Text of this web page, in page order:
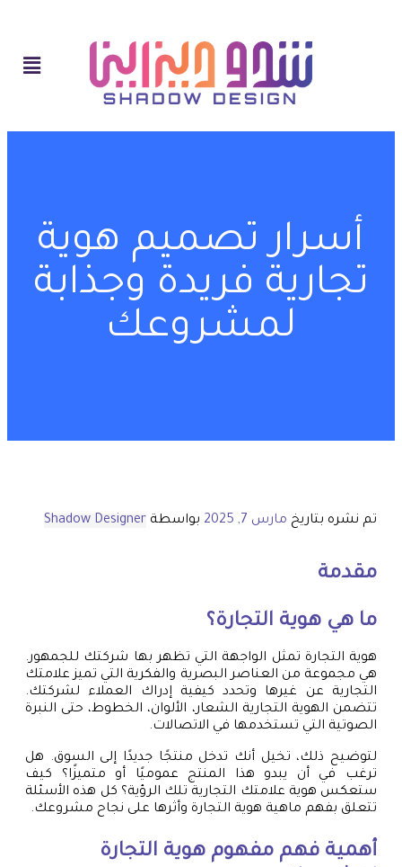
أسرار تصميم هوية
تجارية فريدة وجذابة
لمشروعك
تم نشره بتاريخ مارس 7, 2025 بواسطة Shadow Designer
مقدمة
ما هي هوية التجارة؟
هوية التجارة تمثل الواجهة التي تظهر بها شركتك للجمهور.
هي مجموعة من العناصر البصرية والفكرية التي تميز علامتك
التجارية عن غيرها وتحدد كيفية إدراك العملاء لشركتك.
تتضمن الهوية التجارية الشعار، الألوان، الخطوط، حتى النبرة
الصوتية التي تستخدمها في الاتصالات.
لتوضيح ذلك، تخيل أنك تدخل منتجًا جديدًا إلى السوق. هل
ترغب في أن يبدو هذا المنتج عموميًا أو متميزًا؟ كيف
ستعكس هوية علامتك التجارية تلك الرؤية؟ كل هذه الأسئلة
تتعلق بفهم ماهية هوية التجارة وأثرها على نجاح مشروعك.
أهمية فهم مفهوم هوية التجارة